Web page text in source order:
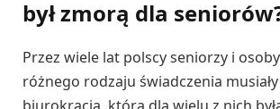
był zmorą dla
Przez wiele lat polscy seniorzy i
różnego rodzaju świadczenia